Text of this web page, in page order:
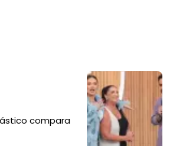
compara